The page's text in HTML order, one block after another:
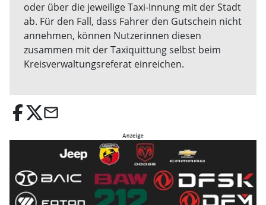
oder über die jeweilige Taxi-Innung mit der Stadt
ab. Für den Fall, dass Fahrer den Gutschein nicht
annehmen, können Nutzerinnen diesen
zusammen mit der Taxiquittung selbst beim
Kreisverwaltungsreferat einreichen.
email